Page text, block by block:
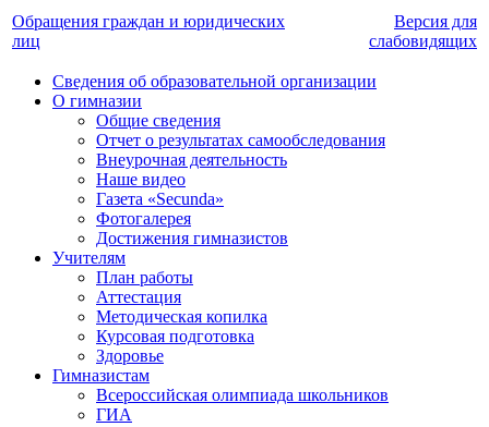
Обращения граждан и юридических
лиц
Версия для
слабовидящих
Сведения об образовательной организации
О гимназии
Общие сведения
Отчет о результатах самообследования
Внеурочная деятельность
Наше видео
Газета «Secunda»
Фотогалерея
Достижения гимназистов
Учителям
План работы
Аттестация
Методическая копилка
Курсовая подготовка
Здоровье
Гимназистам
Всероссийская олимпиада школьников
ГИА